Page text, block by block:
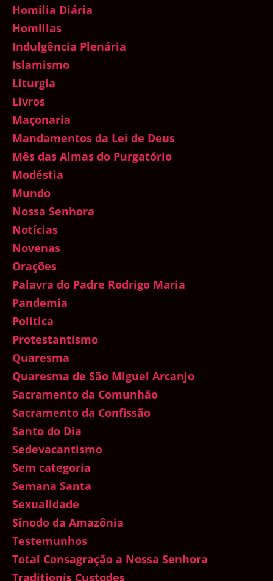
Homilia Diária
Homilias
Indulgência Plenária
Islamismo
Liturgia
Livros
Maçonaria
Mandamentos da Lei de Deus
Mês das Almas do Purgatório
Modéstia
Mundo
Nossa Senhora
Notícias
Novenas
Orações
Palavra do Padre Rodrigo Maria
Pandemia
Política
Protestantismo
Quaresma
Quaresma de São Miguel Arcanjo
Sacramento da Comunhão
Sacramento da Confissão
Santo do Dia
Sedevacantismo
Sem categoria
Semana Santa
Sexualidade
Sínodo da Amazônia
Testemunhos
Total Consagração a Nossa Senhora
Traditionis Custodes